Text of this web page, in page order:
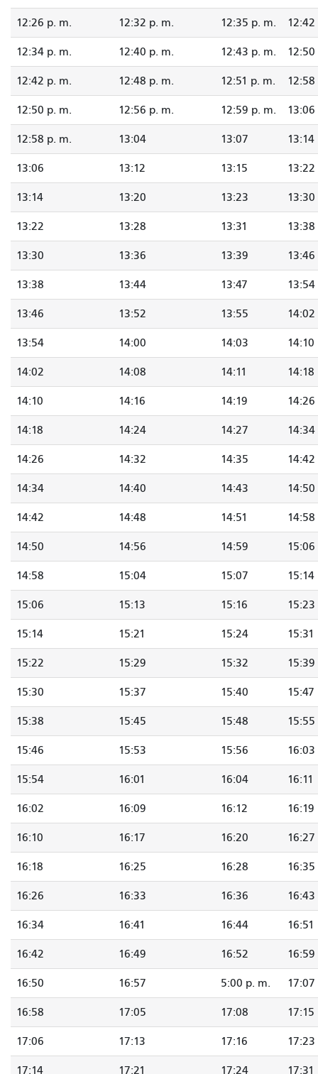
12:26 p. m. 12:32 p. m. 12:35 p. m.
12:34 p. m. 12:40 p. m. 12:43 p. m.
12:42 p. m. 12:48 p. m. 12:51 p. m.
12:50 p. m. 12:56 p. m. 12:59 p. m. 13:06
12:58 p. m. 13:04 13:07 13:14
13:06 13:12 13:15 13:22
13:14 13:20 13:23 13:30
13:22 13:28 13:31 13:38
13:30 13:36 13:39 13:46
13:38 13:44 13:47 13:54
13:46 13:52 13:55 14:02
13:54 14:00 14:03 14:10
14:02 14:08 14:11 14:18
14:10 14:16 14:19 14:26
14:18 14:24 14:27 14:34
14:26 14:32 14:35 14:42
14:34 14:40 14:43 14:50
14:42 14:48 14:51 14:58
14:50 14:56 14:59 15:06
14:58 15:04 15:07 15:14
15:06 15:13 15:16 15:23
15:14 15:21 15:24 15:31
15:22 15:29 15:32 15:39
15:30 15:37 15:40 15:47
15:38 15:45 15:48 15:55
15:46 15:53 15:56 16:03
15:54 16:01 16:04 16:11
16:02 16:09 16:12 16:19
16:10 16:17 16:20 16:27
16:18 16:25 16:28 16:35
16:26 16:33 16:36 16:43
16:34 16:41 16:44 16:51
16:42 16:49 16:52 16:59
16:50 16:57 5:00 p. m. 17:07
16:58 17:05 17:08 17:15
17:06 17:13 17:16 17:23
17:14 17:21 17:24 17:31